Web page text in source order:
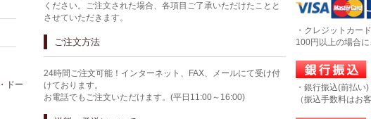
ください。ご注文された場合、各項目ご了承いただけたことと
させていただきます。
ご注文方法
24時間ご注文可能！インターネット、FAX、メールにて受け付
けております。
お電話でもご注文いただけます。(平日11:00～16:00)
・クレジットカ
100円以上の場合
・銀行振込(前払い)
（振込手数料はお
ドー